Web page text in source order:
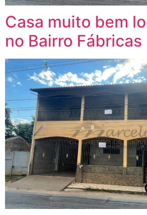
Casa muito bem
no Bairro Fábricas